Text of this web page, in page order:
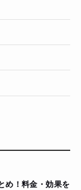
め！料金・効果を